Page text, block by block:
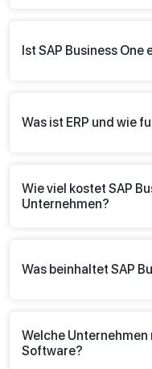
Ist SAP Business One
Was ist ERP und wie
Wie viel kostet SAP
Unternehmen?
Was beinhaltet SAP
Welche Unternehmen
Software?